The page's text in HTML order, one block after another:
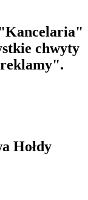
chwyty
reklamy".
Hołdy